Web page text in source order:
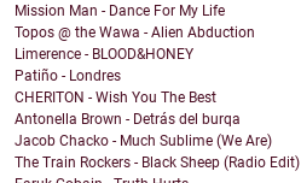
Mission Man - Dance For My Life
Topos @ the Wawa - Alien Abduction
Limerence - BLOOD&HONEY
Patiño - Londres
CHERITON - Wish You The Best
Antonella Brown - Detrás del burqa
Jacob Chacko - Much Sublime (We Are)
The Train Rockers - Black Sheep (Radio Edit)